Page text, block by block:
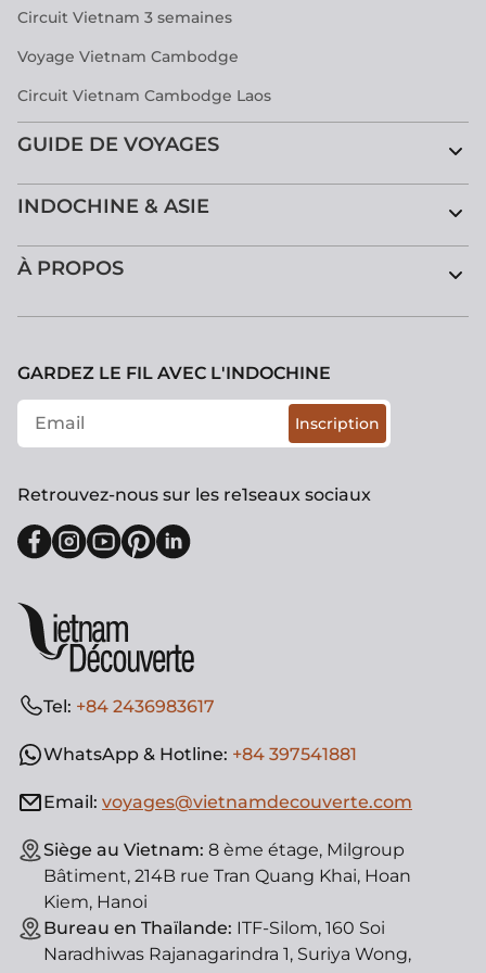
Circuit Vietnam 3 semaines
Voyage Vietnam Cambodge
Circuit Vietnam Cambodge Laos
GUIDE DE VOYAGES
INDOCHINE & ASIE
À PROPOS
Tel: +84 2436983617
WhatsApp & Hotline: +84 397541881
Email: voyages@vietnamdecouverte.com
Siège au Vietnam: 8 ème étage, Milgroup
Bâtiment, 214B rue Tran Quang Khai, Hoan
Kiem, Hanoi
Bureau en Thaïlande: ITF-Silom, 160 Soi
Naradhiwas Rajanagarindra 1, Suriya Wong,
GARDEZ LE FIL AVEC L'INDOCHINE
Inscription
Retrouvez-nous sur les re1seaux sociaux